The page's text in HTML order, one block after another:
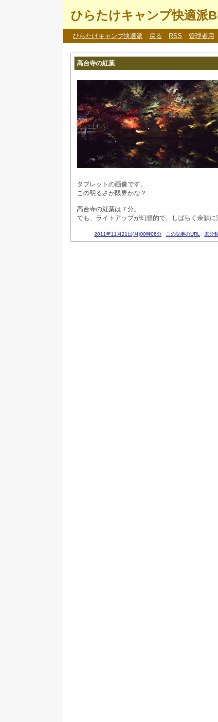
ひらたけキャンプ快適派
ひらたけキャンプ快適派 戻る RSS 管理者用
高台寺の紅葉
タブレットの画像です。
この明るさが限界かな？
高台寺の紅葉は７分。
でも、ライトアップが幻想的で、しばらく余韻
2011年11月21日(月)00時06分 この記事のURL 未分